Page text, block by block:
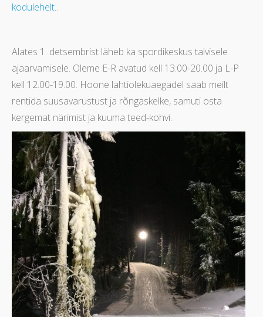
kodulehelt..
Alates 1. detsembrist läheb ka spordikeskus talvisele
ajaarvamisele. Oleme E-R avatud kell 13.00-20.00 ja L-P
kell 12.00-19.00. Hoone lahtiolekuaegadel saab meilt
rentida suusavarustust ja rõngaskelke, samuti osta
kergemat närimist ja kuuma teed-kohvi.